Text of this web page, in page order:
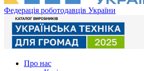
Федерація роботодавців України
Про нас